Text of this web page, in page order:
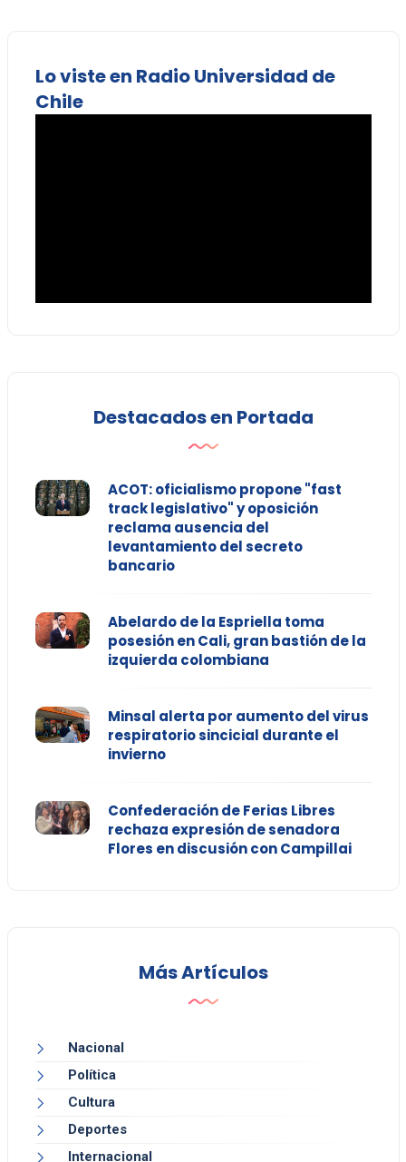
Lo viste en Radio Universidad de
Chile
Destacados en Portada
ACOT: oficialismo propone "fast
track legislativo" y oposición
reclama ausencia del
levantamiento del secreto
bancario
Abelardo de la Espriella toma
posesión en Cali, gran bastión de la
izquierda colombiana
Minsal alerta por aumento del virus
respiratorio sincicial durante el
invierno
Confederación de Ferias Libres
rechaza expresión de senadora
Flores en discusión con Campillai
Más Artículos
Nacional
Política
Cultura
Deportes
Internacional